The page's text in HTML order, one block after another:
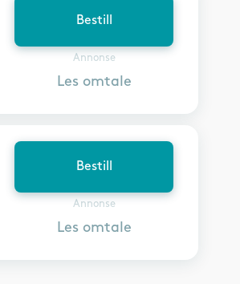
Bestill
Annonse
Les omtale
Bestill
Annonse
Les omtale